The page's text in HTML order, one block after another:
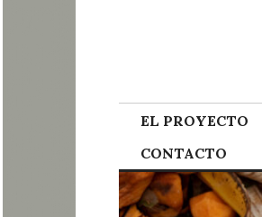
EL PROYECTO
CONTACTO